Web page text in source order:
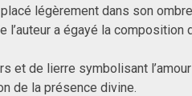
légèrement dans son
l’auteur a égayé la
et de lierre symbolisant
de la présence divine.